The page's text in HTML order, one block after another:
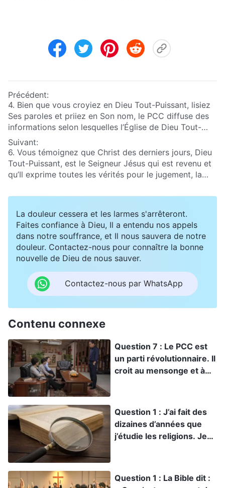
Précédent:
4. Bien que vous croyiez en Dieu Tout-Puissant, lisiez
Ses paroles et priiez en Son nom, le PCC diffuse des
informations selon lesquelles l’Église de Dieu Tout-
Puissant aurait été créée par un homme et qu’il
faudrait faire tout ce qu’il dit. Vous témoignez que
cette personne est un prêtre, un homme utilisé par
Dieu et qu’il est responsable de toutes les affaires
administratives. Je n’y comprends rien : qui
Suivant:
6. Vous témoignez que Christ des derniers jours, Dieu
Tout-Puissant, est le Seigneur Jésus qui est revenu et
qu’Il exprime toutes les vérités pour le jugement, la
affirme que le « Dieu Tout-Puissant » auquel vous
tout du milieu familial de cette personne et a même
publié sur Internet sa photo, son nom et l’adresse de
sa famille. Je n’arrive pas à comprendre : ce que dit le
PCC, est-ce vrai ou faux ?
La douleur cessera et les larmes s'arrêteront.
Faites confiance à Dieu, Il a entendu nos appels
dans notre souffrance, et Il nous sauvera de notre
douleur. Contactez-nous pour connaître la bonne
nouvelle de Dieu de nous sauver.
Contactez-nous par WhatsApp
Contenu connexe
Question 7 : Le PCC est
un parti révolutionnaire. Il
croit au mensonge et à
par la violence ! Sa
logique est simple au final
: « Un mensonge
deviendra la vérité s’il est
doutent de ses paroles,
Question 1 : J’ai fait des
dizaines d’années que
j’étudie les religions. Je
a pas de Dieu dans ce
monde, et qu’il n’y a
Question 1 : La Bible dit :